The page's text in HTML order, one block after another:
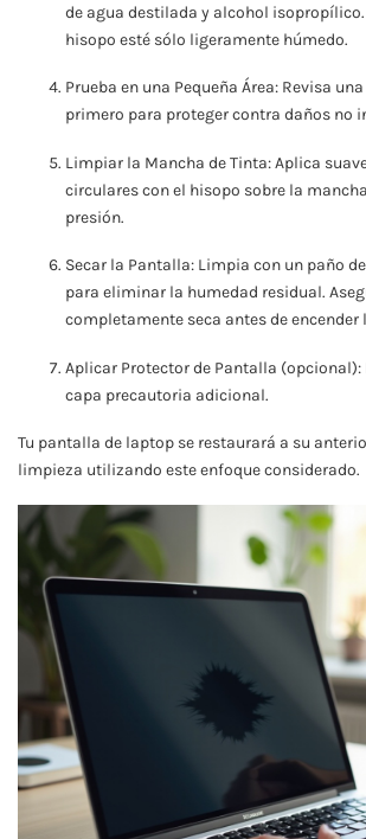
de agua destilada y alcohol isopropílico.
hisopo esté sólo ligeramente húmedo.
Prueba en una Pequeña Área: Revisa
primero para proteger contra daños no
Limpiar la Mancha de Tinta: Aplica
circulares con el hisopo sobre la
presión.
Secar la Pantalla: Limpia con un paño
para eliminar la humedad residual.
completamente seca antes de encender
Aplicar Protector de Pantalla (opcional):
capa precautoria adicional.
Tu pantalla de laptop se restaurará a su
limpieza utilizando este enfoque considerado.